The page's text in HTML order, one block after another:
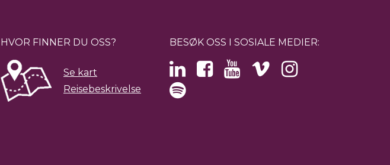
HVOR FINNER DU OSS?
Se kart
Reisebeskrivelse
BESØK OSS I SOSIALE MEDIER: